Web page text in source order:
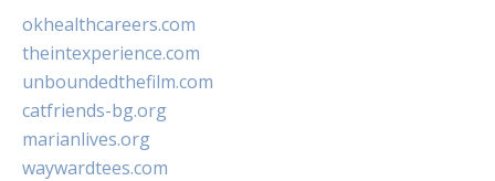
okhealthcareers.com
theintexperience.com
unboundedthefilm.com
catfriends-bg.org
marianlives.org
waywardtees.com